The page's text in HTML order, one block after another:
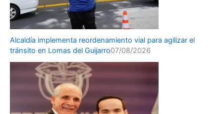
Alcaldía implementa reordenamiento vial para agilizar el
tránsito en Lomas del Guijarro07/08/2026